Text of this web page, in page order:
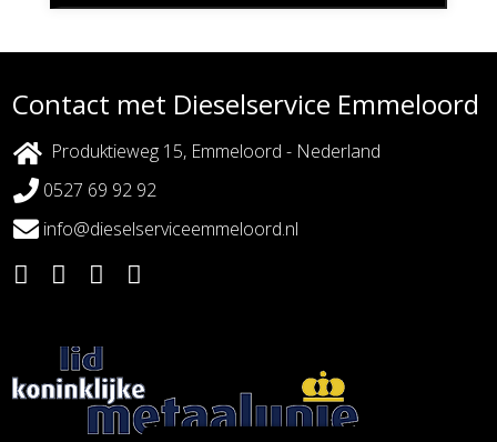
Contact met Dieselservice Emmeloord
Produktieweg 15, Emmeloord - Nederland
0527 69 92 92
info@dieselserviceemmeloord.nl